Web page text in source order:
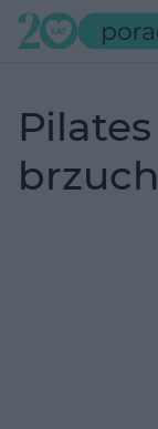
pilates ćwiczenia na
brzuch